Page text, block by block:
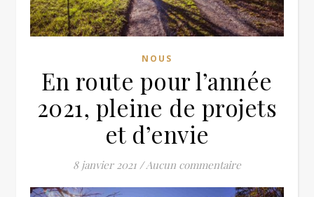
NOUS
En route pour l’année
2021, pleine de projets
et d’envie
8 janvier 2021 /Aucun commentaire